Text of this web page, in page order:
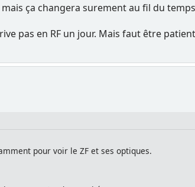
ça changera surement au fil du
pas en RF un jour. Mais faut être
pour voir le ZF et ses optiques.